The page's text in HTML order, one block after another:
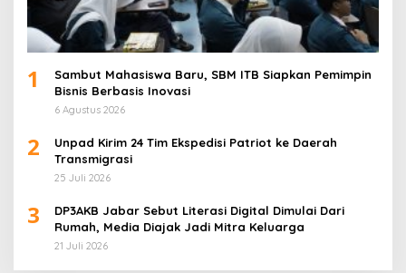
1
Sambut Mahasiswa Baru, SBM ITB Siapkan Pemimpin
Bisnis Berbasis Inovasi
6 Agustus 2026
2
Unpad Kirim 24 Tim Ekspedisi Patriot ke Daerah
Transmigrasi
25 Juli 2026
3
DP3AKB Jabar Sebut Literasi Digital Dimulai Dari
Rumah, Media Diajak Jadi Mitra Keluarga
21 Juli 2026